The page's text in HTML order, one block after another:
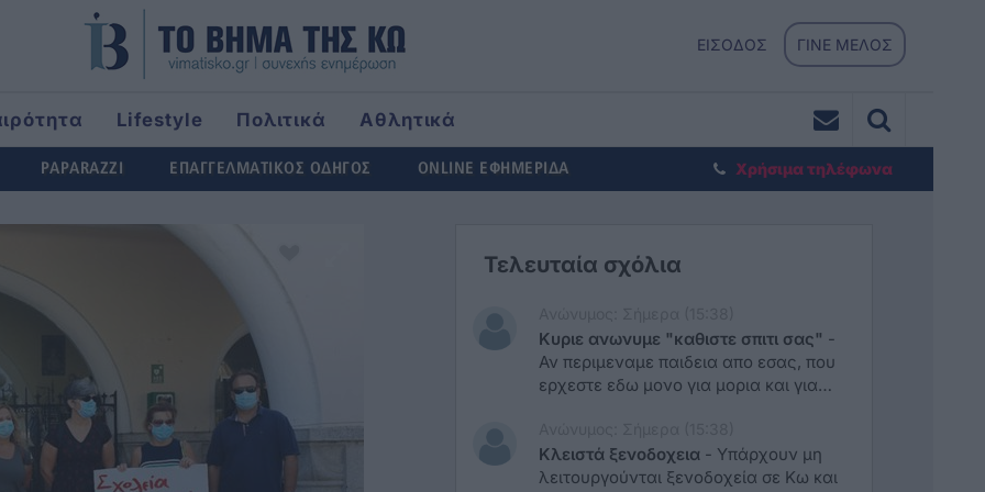
ΕΙΣΟΔΟΣ ΓΙΝΕ ΜΕΛΟΣ
Lifestyle Πολιτικά
Αθλητικά
PAPARAZZI ΕΠΑΓΓΕΛΜΑΤΙΚΟΣ ΟΔΗΓΟΣ ONLINE ΕΦΗΜΕΡΙΔΑ Χρήσιμα τηλέφωνα
Τελευταία σχόλια
Κυριε ανωνυμε "καθιστε σπιτι σας" -
Αν περιμεναμε παιδεια απο εσας, που
ερχεστε εδω μονο για μορια και για
την κανετε και ψαχνεστε με αδεις με
αποδοχες, αδειες ανευ, αδειες με και
Κλειστά ξενοδοχεια - Υπάρχουν μη
λειτουργούνται ξενοδοχεία σε Κω και